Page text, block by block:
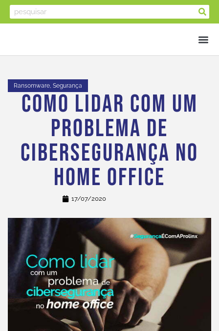
Ransomware, Segurança
Como Lidar Com Um
Problema De
Cibersegurança No
Home Office
17/07/2020